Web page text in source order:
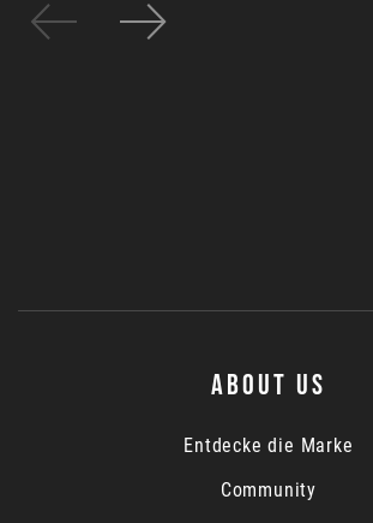
ABOUT US
Entdecke die Marke
Community